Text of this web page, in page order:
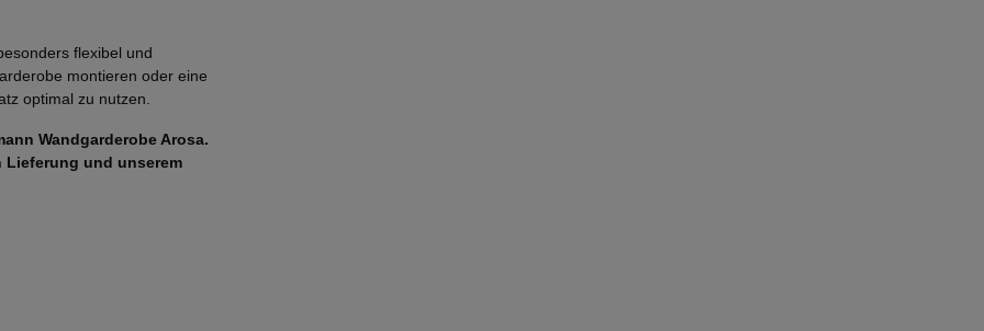
flexibel und
montieren oder eine
optimal zu nutzen.
Wandgarderobe Arosa.
Lieferung und unserem